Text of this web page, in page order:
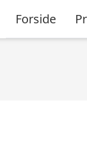
Forside